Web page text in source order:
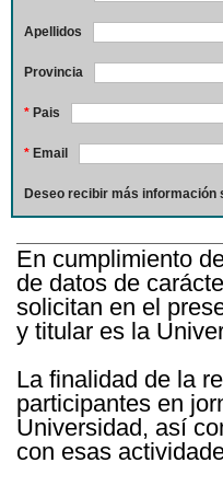
Apellidos
Provincia
* Pais
* Email
Deseo recibir más información
En cumplimiento
de datos de
solicitan en el
y titular es la
La finalidad de la
participantes en
Universidad, así
con esas